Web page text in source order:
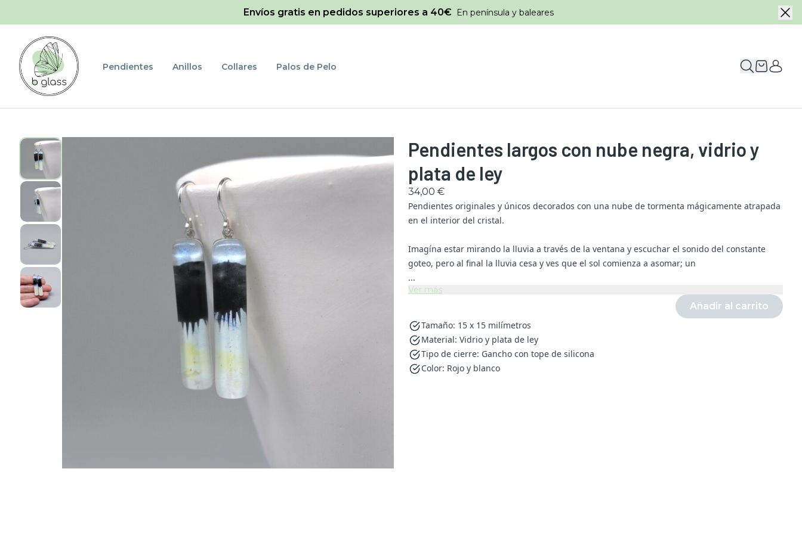
Envíos gratis en pedidos superiores a 40€ En península y baleares
Pendientes Anillos Collares Palos de Pelo
Pendientes largos con nube negra, vidrio y
plata de ley
34,00 €
Pendientes originales y únicos decorados con una nube de tormenta mágicamente atrapada
en el interior del cristal.
Imagína estar mirando la lluvia a través de la ventana y escuchar el sonido del constante
goteo, pero al final la lluvia cesa y ves que el sol comienza a asomar; un
...
Ver más
Añadir al carrito
Tamaño: 15 x 15 milímetros
Material: Vidrio y plata de ley
Tipo de cierre: Gancho con tope de silicona
Color: Rojo y blanco